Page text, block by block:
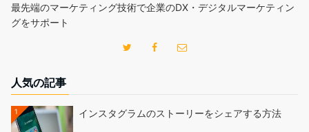
最先端のマーケティング技術で企業のDX・デジタルマーケティン
グをサポート
人気の記事
1 インスタグラムのストーリーをシェアする方法